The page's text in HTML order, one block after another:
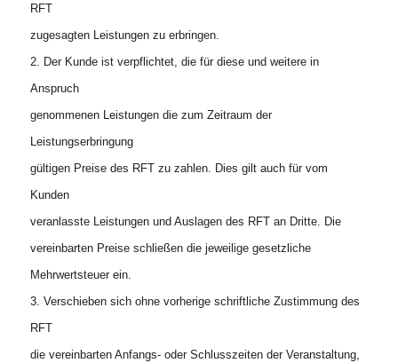
RFT
zugesagten Leistungen zu erbringen.
2. Der Kunde ist verpflichtet, die für diese und weitere in
Anspruch
genommenen Leistungen die zum Zeitraum der
Leistungserbringung
gültigen Preise des RFT zu zahlen. Dies gilt auch für vom
Kunden
veranlasste Leistungen und Auslagen des RFT an Dritte. Die
vereinbarten Preise schließen die jeweilige gesetzliche
Mehrwertsteuer ein.
3. Verschieben sich ohne vorherige schriftliche Zustimmung des
RFT
die vereinbarten Anfangs- oder Schlusszeiten der Veranstaltung,